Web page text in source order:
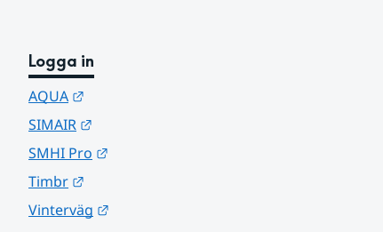
Logga in
AQUA
SIMAIR
SMHI Pro
Timbr
Vinterväg